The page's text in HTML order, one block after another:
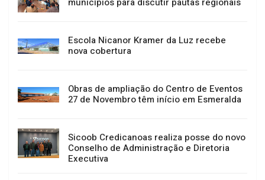
Escola Nicanor Kramer da Luz recebe
nova cobertura
Obras de ampliação do Centro de Eventos
27 de Novembro têm início em Esmeralda
Sicoob Credicanoas realiza posse do novo
Conselho de Administração e Diretoria
Executiva